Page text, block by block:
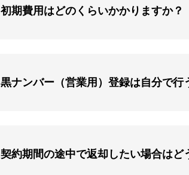
初期費用はどのくらいかかりますか？
黒ナンバー（営業用）登録は自分で行
契約期間の途中で返却したい場合はど